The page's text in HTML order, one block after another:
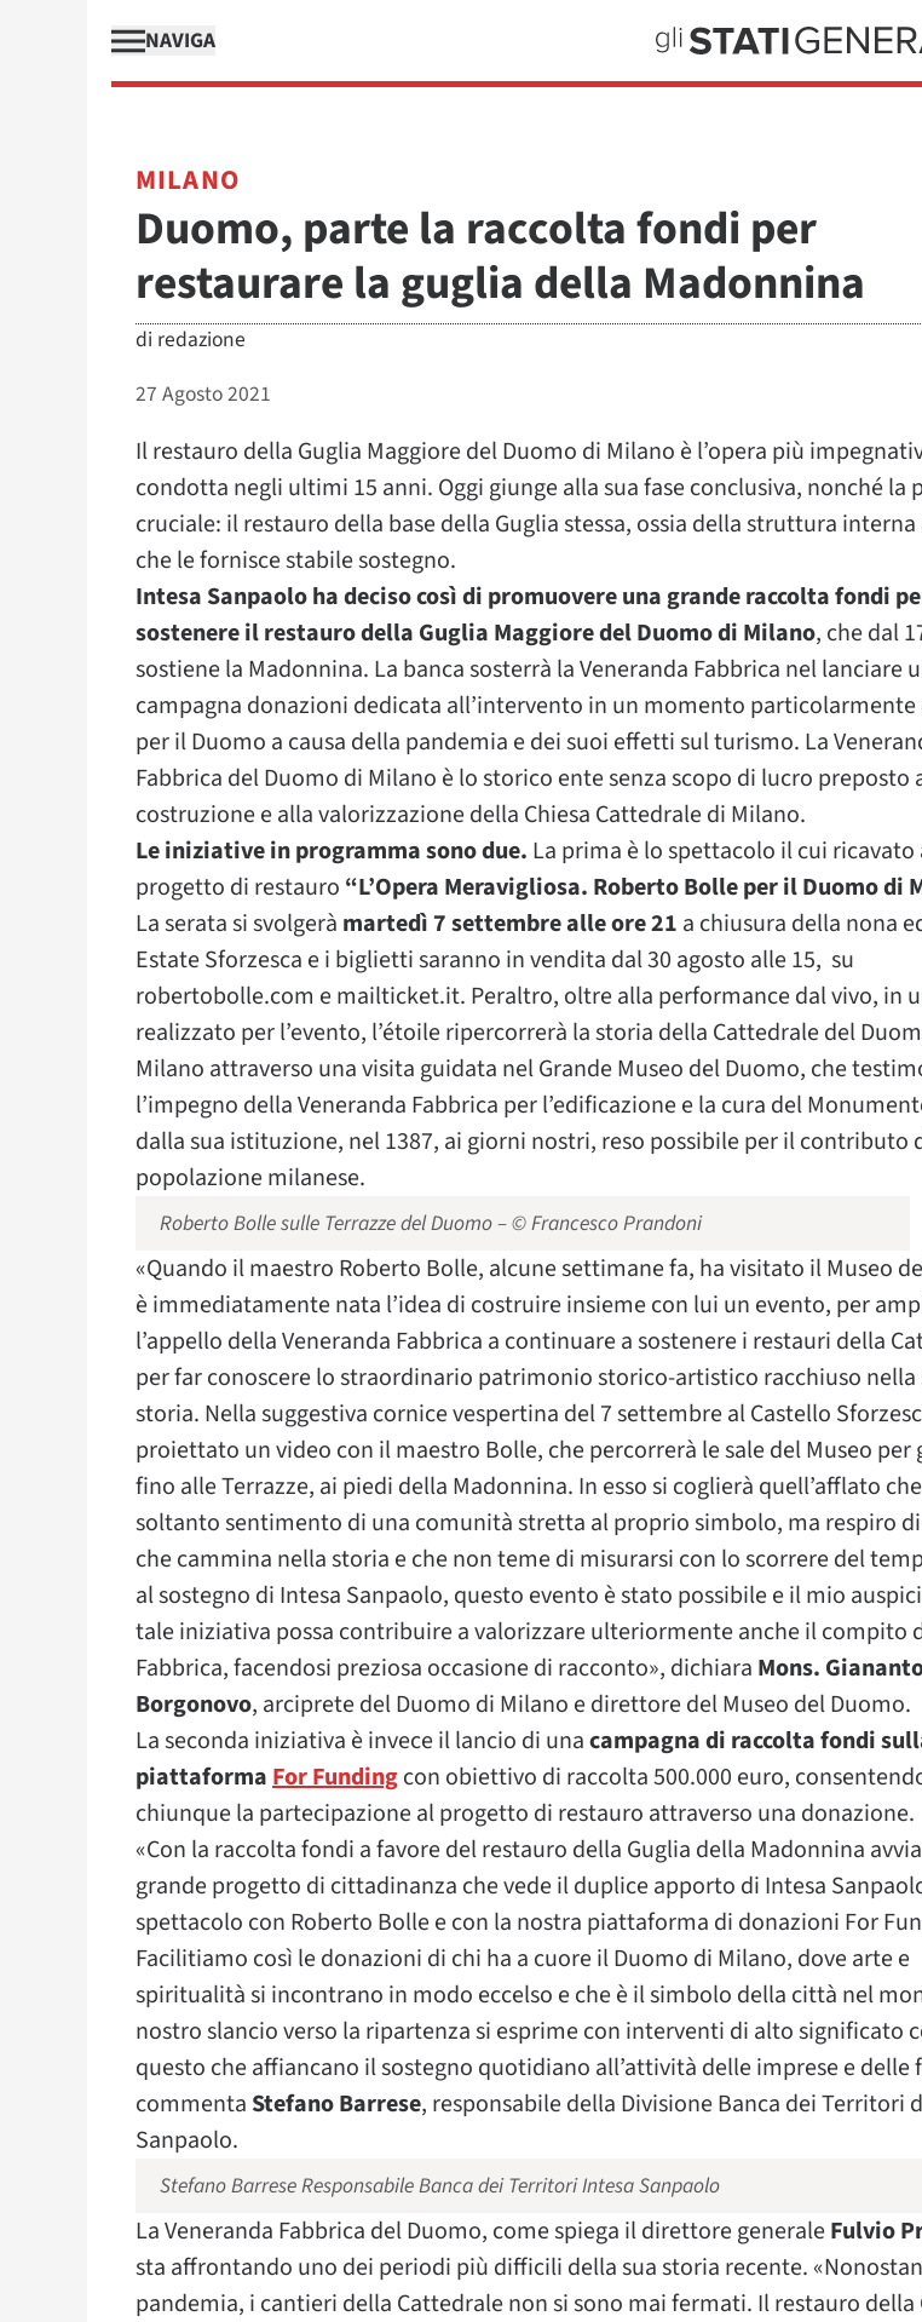
NAVIGA
MILANO
Duomo, parte la raccolta fondi per
restaurare la guglia della Madonnina
di redazione
27 Agosto 2021
Il restauro della Guglia Maggiore del Duomo di Milano è l’opera più
condotta negli ultimi 15 anni. Oggi giunge alla sua fase conclusiva, nonché la
cruciale: il restauro della base della Guglia stessa, ossia della struttura
che le fornisce stabile sostegno.
Intesa Sanpaolo ha deciso così di promuovere una grande raccolta fondi
sostenere il restauro della Guglia Maggiore del Duomo di Milano, che dal
sostiene la Madonnina. La banca sosterrà la Veneranda Fabbrica nel lanciare
campagna donazioni dedicata all’intervento in un momento
per il Duomo a causa della pandemia e dei suoi effetti sul turismo. La
Fabbrica del Duomo di Milano è lo storico ente senza scopo di lucro preposto
costruzione e alla valorizzazione della Chiesa Cattedrale di Milano.
Le iniziative in programma sono due. La prima è lo spettacolo il cui ricavato
progetto di restauro “L’Opera Meravigliosa. Roberto Bolle per il Duomo di
La serata si svolgerà martedì 7 settembre alle ore 21 a chiusura della nona
Estate Sforzesca e i biglietti saranno in vendita dal 30 agosto alle 15, su
robertobolle.com e mailticket.it. Peraltro, oltre alla performance dal vivo, in
realizzato per l’evento, l’étoile ripercorrerà la storia della Cattedrale del
Milano attraverso una visita guidata nel Grande Museo del Duomo, che
l’impegno della Veneranda Fabbrica per l’edificazione e la cura del
dalla sua istituzione, nel 1387, ai giorni nostri, reso possibile per il contributo
popolazione milanese.
Roberto Bolle sulle Terrazze del Duomo – © Francesco Prandoni
«Quando il maestro Roberto Bolle, alcune settimane fa, ha visitato il Museo
è immediatamente nata l’idea di costruire insieme con lui un evento, per
l’appello della Veneranda Fabbrica a continuare a sostenere i restauri della
per far conoscere lo straordinario patrimonio storico-artistico racchiuso nella
storia. Nella suggestiva cornice vespertina del 7 settembre al Castello
proiettato un video con il maestro Bolle, che percorrerà le sale del Museo per
fino alle Terrazze, ai piedi della Madonnina. In esso si coglierà quell’afflato
soltanto sentimento di una comunità stretta al proprio simbolo, ma respiro
che cammina nella storia e che non teme di misurarsi con lo scorrere del
al sostegno di Intesa Sanpaolo, questo evento è stato possibile e il mio
tale iniziativa possa contribuire a valorizzare ulteriormente anche il compito
Fabbrica, facendosi preziosa occasione di racconto», dichiara Mons.
Borgonovo, arciprete del Duomo di Milano e direttore del Museo del Duomo.
La seconda iniziativa è invece il lancio di unacampagna di raccolta fondi
piattaformaFor Fundingcon obiettivo di raccolta 500.000 euro,
chiunque la partecipazione al progetto di restauro attraverso una donazione.
«Con la raccolta fondi a favore del restauro della Guglia della Madonnina
grande progetto di cittadinanza che vede il duplice apporto di Intesa
spettacolo con Roberto Bolle e con la nostra piattaforma di donazioni For
Facilitiamo così le donazioni di chi ha a cuore il Duomo di Milano, dove arte e
spiritualità si incontrano in modo eccelso e che è il simbolo della città nel
nostro slancio verso la ripartenza si esprime con interventi di alto significato
questo che affiancano il sostegno quotidiano all’attività delle imprese e delle
commenta Stefano Barrese, responsabile della Divisione Banca dei Territori
Sanpaolo.
Stefano Barrese Responsabile Banca dei Territori Intesa Sanpaolo
La Veneranda Fabbrica del Duomo, come spiega il direttore generaleFulvio
sta affrontando uno dei periodi più difficili della sua storia recente.
pandemia, i cantieri della Cattedrale non si sono mai fermati. Il restauro della